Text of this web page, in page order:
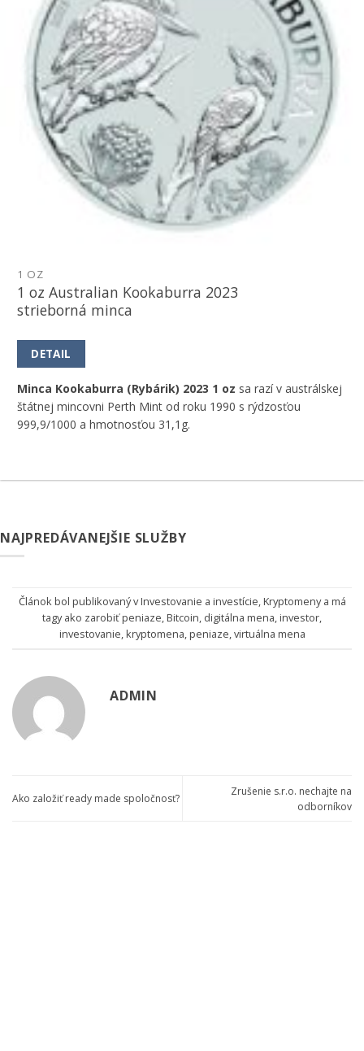
1 OZ
1 oz Australian Kookaburra 2023
strieborná minca
DETAIL
Minca Kookaburra (Rybárik) 2023 1 oz sa razí v austrálskej
štátnej mincovni Perth Mint od roku 1990 s rýdzosťou
999,9/1000 a hmotnosťou 31,1g.
NAJPREDÁVANEJŠIE SLUŽBY
Článok bol publikovaný vInvestovanie a investície,Kryptomenya má
tagyako zarobiť peniaze,Bitcoin, digitálna mena,investor,
investovanie,kryptomena,peniaze,virtuálna mena
ADMIN
Ako založiť ready made spoločnosť?
Zrušenie s.r.o. nechajte na
odborníkov